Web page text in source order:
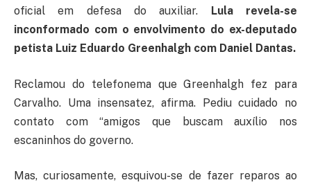
oficial em defesa do auxiliar.
Lula revela-se
inconformado com o envolvimento do ex-deputado
petista Luiz Eduardo Greenhalgh com Daniel Dantas.
Reclamou do telefonema que Greenhalgh fez para
Carvalho. Uma insensatez, afirma. Pediu cuidado no
contato com “amigos que buscam auxílio nos
escaninhos do governo.
Mas, curiosamente, esquivou-se de fazer reparos ao